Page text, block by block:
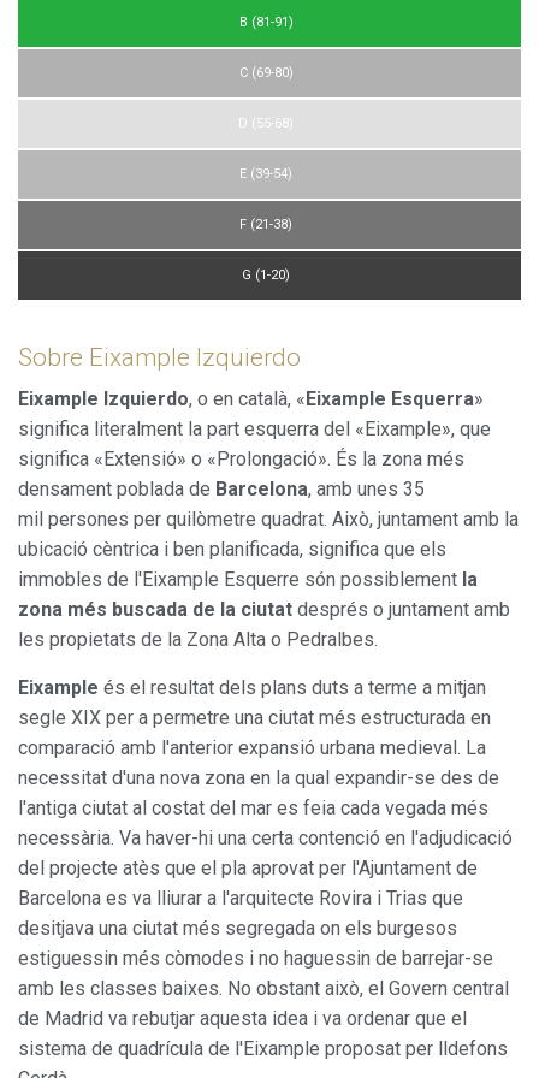
B (81-91)
C (69-80)
D (55-68)
E (39-54)
F (21-38)
G (1-20)
Sobre Eixample Izquierdo
Eixample Izquierdo, o en català, «Eixample Esquerra»
significa literalment la part esquerra del «Eixample», que
significa «Extensió» o «Prolongació». És la zona més
densament poblada de Barcelona, amb unes 35
mil persones per quilòmetre quadrat. Això, juntament amb la
ubicació cèntrica i ben planificada, significa que els
immobles de l'Eixample Esquerre són possiblement la
zona més buscada de la ciutat després o juntament amb
les propietats de la Zona Alta o Pedralbes.
Eixample és el resultat dels plans duts a terme a mitjan
segle XIX per a permetre una ciutat més estructurada en
comparació amb l'anterior expansió urbana medieval. La
necessitat d'una nova zona en la qual expandir-se des de
l'antiga ciutat al costat del mar es feia cada vegada més
necessària. Va haver-hi una certa contenció en l'adjudicació
del projecte atès que el pla aprovat per l'Ajuntament de
Barcelona es va lliurar a l'arquitecte Rovira i Trias que
desitjava una ciutat més segregada on els burgesos
estiguessin més còmodes i no haguessin de barrejar-se
amb les classes baixes. No obstant això, el Govern central
de Madrid va rebutjar aquesta idea i va ordenar que el
sistema de quadrícula de l'Eixample proposat per lldefons